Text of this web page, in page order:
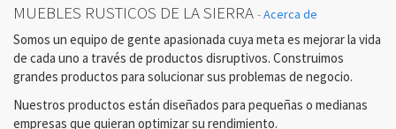
MUEBLES RUSTICOS DE LA SIERRA -Acerca de
Somos un equipo de gente apasionada cuya meta es mejorar la vida
de cada uno a través de productos disruptivos. Construimos
grandes productos para solucionar sus problemas de negocio.
Nuestros productos están diseñados para pequeñas o medianas
empresas que quieran optimizar su rendimiento.